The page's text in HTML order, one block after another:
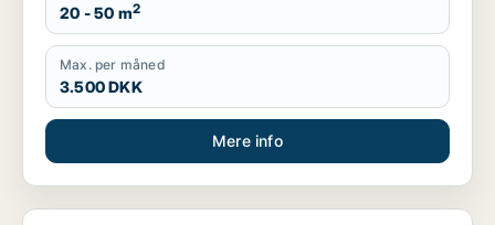
20 - 50 m2
Max. per måned
3.500 DKK
Mere info